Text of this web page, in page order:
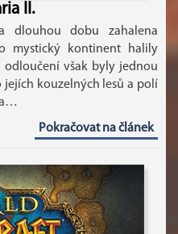
II.
dlouhou dobu zahalena
mystický kontinent halily
však byly jednou
jejích kouzelných lesů a polí
Pokračovat na článek